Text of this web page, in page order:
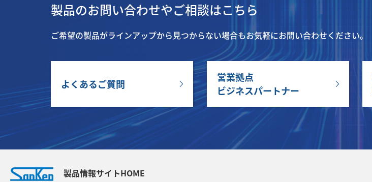
製品のお問い合わせやご相談はこちら
ご希望の製品がラインアップから見つからない場合もお気軽にお問い合わせください。
よくあるご質問
営業拠点
ビジネスパートナー
製品情報サイトHOME